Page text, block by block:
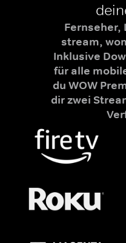
Fernseher,
stream,
Inklusive
für alle
du WOW
dir zwei